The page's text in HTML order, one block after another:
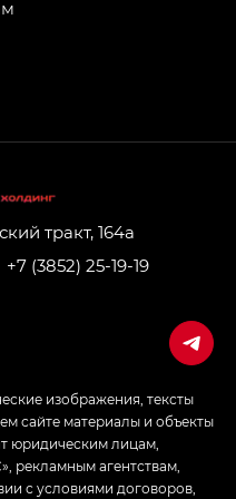
Джи Би
Полный привод —
ЛАУНЖ —
в комплектации
тракт, 164а
+7 (3852) 25-19-19
изображения, тексты
сайте материалы и объекты
юридическим лицам,
агентствам,
с условиями договоров,